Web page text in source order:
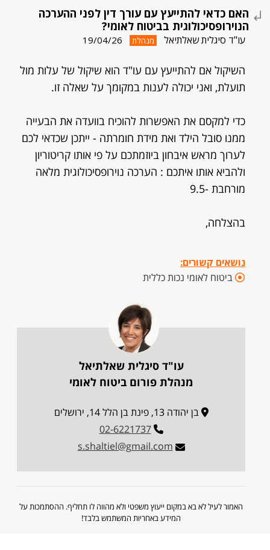
האם כדאי להתייעץ עם עורך דין לפני ההערכה
הנוירופסיכולוגית בביטוח לאומי?
עו"ד סיגלית שאלתיאל מנהלת 19/04/26
השיקול אם להתייעץ עם עו"ד הוא שיקול של עלות מול
תועלת, ואני יכולה לענות במקומך על שאלה זו.
כדי למקסם את האפשרות להוכיח בוועדה את הבעייה
ממנו סובל הילד ואת מידת חומרתה - ייתכן שכדאי לכם
לערוך מראש איבחון ביוזמתכם על פי אותו קריטוריון
ולהביא אותו איתכם : הערכה נוירופסיכולוגית מלאה
מורחבת -9.5
בהצלחה,
נושאים קשורים:
ביטוח לאומי נכות כללית
עו"ד סיגלית שאלתיאל
מנהלת פורום ביטוח לאומי
בן יהודה 13, פינת בן הלל 14, ירושלים
02-6221737
s.shaltiel@gmail.com
האמור לעיל לא בא במקום ייעוץ משפטי ולא מהווה לו תחליף. ההסתמכות על
המידע באחריות המשתמש בלבד!